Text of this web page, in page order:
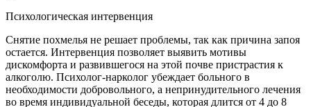
Психологическая интервенция
Снятие похмелья не решает проблемы, так как причина запоя
остается. Интервенция позволяет выявить мотивы
дискомфорта и развившегося на этой почве пристрастия к
алкоголю. Психолог-нарколог убеждает больного в
необходимости добровольного, а непринудительного лечения
во время индивидуальной беседы, которая длится от 4 до 8